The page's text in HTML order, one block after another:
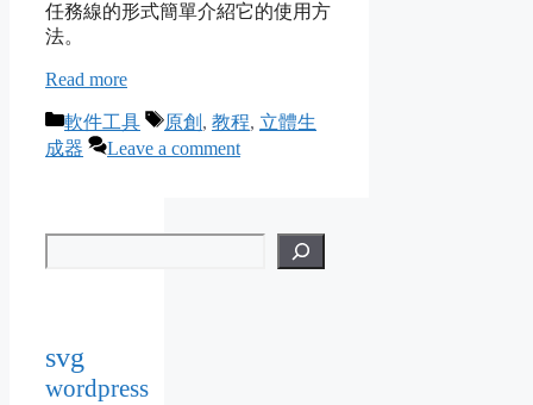
任務線的形式簡單介紹它的使用方
法。
Read more
Categories
軟件工具 Tags
原創 , 教程, 立體生
成器
Leave a comment
svg
wordpress